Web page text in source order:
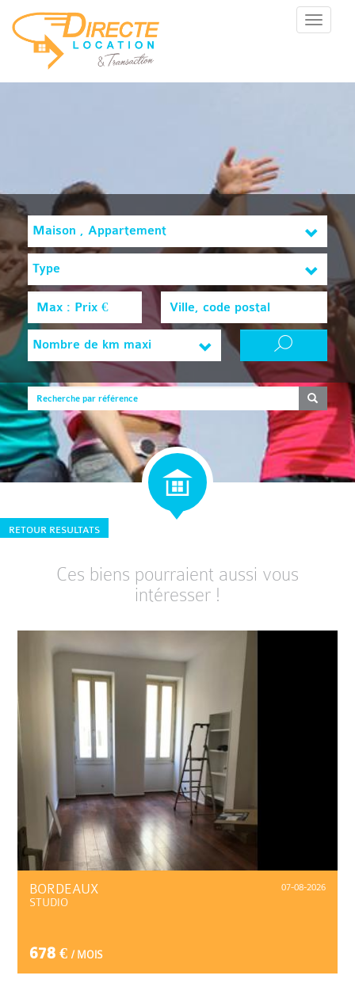
Menu
Maison , Appartement
Type
Nombre de km maxi
RETOUR RESULTATS
Ces biens pourraient aussi vous
intéresser !
07-08-2026
BORDEAUX
STUDIO
678 € / MOIS